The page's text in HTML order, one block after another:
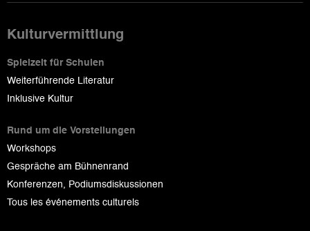
Kulturvermittlung
Spielzeit für Schulen
Weiterführende Literatur
Inklusive Kultur
Rund um die Vorstellungen
Workshops
Gespräche am Bühnenrand
Konferenzen, Podiumsdiskussionen
Tous les événements culturels